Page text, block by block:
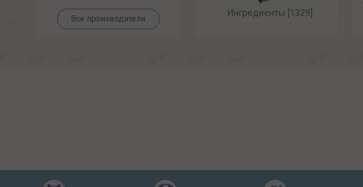
Все производители
Ингредиенты [1329]